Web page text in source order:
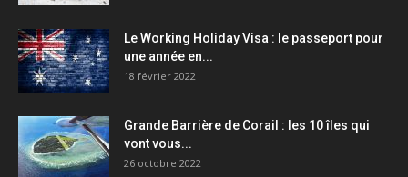
Le Working Holiday Visa : le passeport pour
une année en...
18 février 2022
Grande Barrière de Corail : les 10 îles qui
vont vous...
26 octobre 2022